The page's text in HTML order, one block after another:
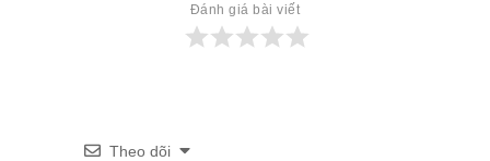
Đánh giá bài viết
Theo dõi